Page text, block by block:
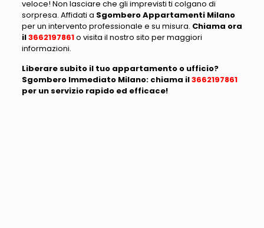
veloce! Non lasciare che gli imprevisti ti colgano di
sorpresa. Affidati a Sgombero Appartamenti Milano
per un intervento professionale e su misura. Chiama ora
il3662197861o visita il nostro sito per maggiori
informazioni.
Liberare subito il tuo appartamento o ufficio?
Sgombero Immediato Milano: chiama il3662197861
per un servizio rapido ed efficace!